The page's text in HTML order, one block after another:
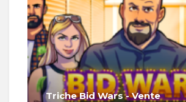
Triche Bid Wars - Vente